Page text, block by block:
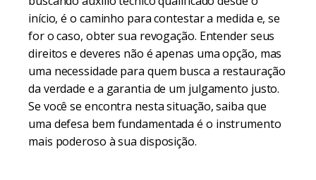
início, é o caminho para contestar a medida e, se
for o caso, obter sua revogação. Entender seus
direitos e deveres não é apenas uma opção, mas
uma necessidade para quem busca a restauração
da verdade e a garantia de um julgamento justo.
Se você se encontra nesta situação, saiba que
uma defesa bem fundamentada é o instrumento
mais poderoso à sua disposição.